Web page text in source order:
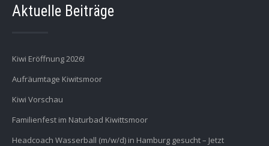
Aktuelle Beiträge
Kiwi Eröffnung 2026!
Aufräumtage Kiwitsmoor
Kiwi Vorschau
Familienfest im Naturbad Kiwittsmoor
Headcoach Wasserball (m/w/d) in Hamburg gesucht – Jetzt